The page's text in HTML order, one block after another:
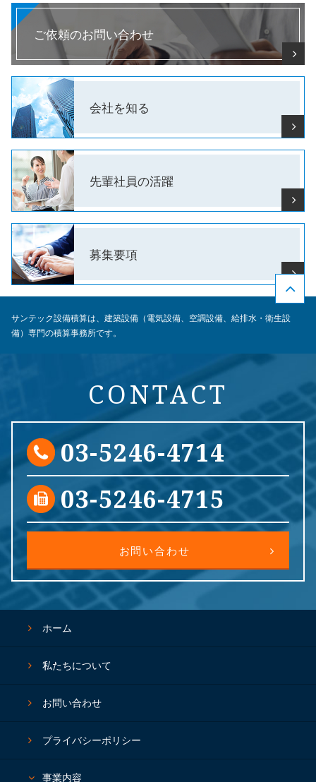
ご依頼のお問い合わせ
会社を知る
先輩社員の活躍
募集要項
サンテック設備積算は、建築設備（電気設備、空調設備、給排水・衛生設
備）専門の積算事務所です。
CONTACT
03-5246-4714
03-5246-4715
お問い合わせ
ホーム
私たちについて
お問い合わせ
プライバシーポリシー
事業内容